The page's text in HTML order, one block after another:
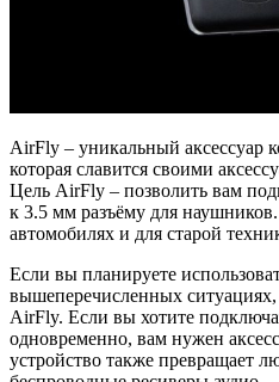
AirFly – уникальный аксессуар
которая славится своими
Цель AirFly – позволить вам
к 3.5 мм разъёму для
автомобилях и для старой
Если вы планируете
вышеперечисленных
AirFly. Если вы хотите
одновременно, вам нужен
устройство также превращает